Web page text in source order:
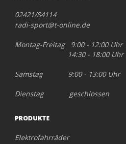
02421/84114
radi-sport@t-online.de
Montag-Freitag 9:00 - 12:00 Uhr
14:30 - 18:00 Uhr
Samstag 9:00 - 13:00 Uhr
Dienstag geschlossen
PRODUKTE
Elektrofahrräder